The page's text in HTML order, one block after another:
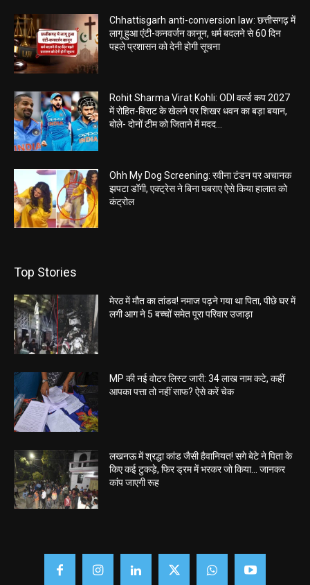
Chhattisgarh anti-conversion law: छत्तीसगढ़ में
लागू हुआ एंटी-कनवर्जन कानून, धर्म बदलने से 60 दिन
पहले प्रशासन को देनी होगी सूचना
Rohit Sharma Virat Kohli: ODI वर्ल्ड कप 2027
में रोहित-विराट के खेलने पर शिखर धवन का बड़ा बयान,
बोले- दोनों टीम को जिताने में मदद...
Ohh My Dog Screening: रवीना टंडन पर अचानक
झपटा डॉगी, एक्ट्रेस ने बिना घबराए ऐसे किया हालात को
कंट्रोल
Top Stories
मेरठ में मौत का तांडव! नमाज पढ़ने गया था पिता, पीछे घर में
लगी आग ने 5 बच्चों समेत पूरा परिवार उजाड़ा
MP की नई वोटर लिस्ट जारी: 34 लाख नाम कटे, कहीं
आपका पत्ता तो नहीं साफ? ऐसे करें चेक
लखनऊ में श्रद्धा कांड जैसी हैवानियत! सगे बेटे ने पिता के
किए कई टुकड़े, फिर ड्रम में भरकर जो किया… जानकर
कांप जाएगी रूह